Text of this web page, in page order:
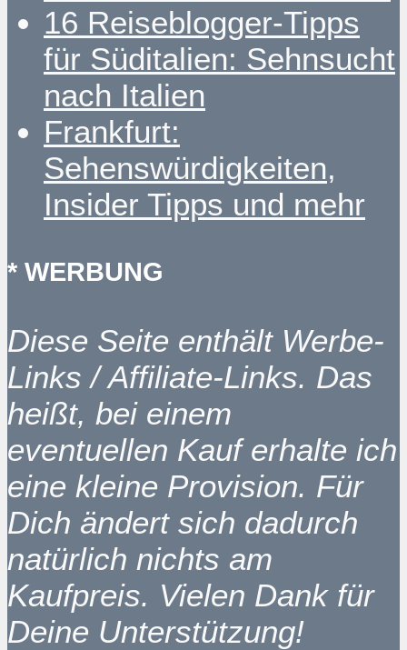
16 Reiseblogger-Tipps
für Süditalien: Sehnsucht
nach Italien
Frankfurt:
Sehenswürdigkeiten,
Insider Tipps und mehr
* WERBUNG
Diese Seite enthält Werbe-
Links / Affiliate-Links. Das
heißt, bei einem
eventuellen Kauf erhalte ich
eine kleine Provision. Für
Dich ändert sich dadurch
natürlich nichts am
Kaufpreis. Vielen Dank für
Deine Unterstützung!